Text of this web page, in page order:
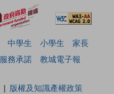
中學生 小學生
家長
服務承諾 教城電子報
版權及知識產權政策